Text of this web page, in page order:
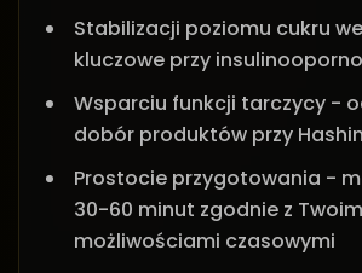
Stabilizacji poziomu cukru
kluczowe przy
Wsparciu funkcji tarczycy -
dobór produktów przy
Prostocie przygotowania -
30-60 minut zgodnie z
możliwościami czasowymi